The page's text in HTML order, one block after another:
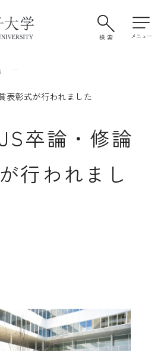
表彰式が行われました
卒論・修論
行われまし